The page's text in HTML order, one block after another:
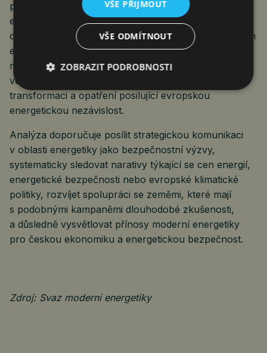
prostřednictvím nepravdivých tvrzení o jejich
ekonomických, zdravotních nebo bezpečnostních
dopadech. Řada evropských institucí i bezpečnostních
expertů přitom upozorňuje, že podobné narativy
mohou být součástí širších snah o oslabování důvěry
veřejnosti v demokratické instituce, energetickou
transformaci a opatření posilující evropskou
energetickou nezávislost.
Analýza doporučuje posílit strategickou komunikaci
v oblasti energetiky jako bezpečnostní výzvy,
systematicky sledovat narativy týkající se cen energií,
energetické bezpečnosti nebo evropské klimatické
politiky, rozvíjet spolupráci se zeměmi, které mají
s podobnými kampaněmi dlouhodobé zkušenosti,
a důsledně vysvětlovat přínosy moderní energetiky
pro českou ekonomiku a energetickou bezpečnost.
Zdroj: Svaz moderní energetiky
VŠE PŘIJMOUT
VŠE ODMÍTNOUT
ZOBRAZIT PODROBNOSTI